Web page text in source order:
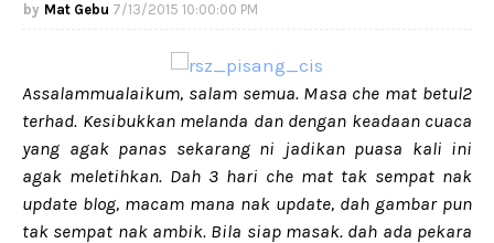
Mat Gebu 7/13/2015 10:00:00 PM
Assalammualaikum, salam semua. Masa che mat betul2
terhad. Kesibukkan melanda dan dengan keadaan cuaca
yang agak panas sekarang ni jadikan puasa kali ini
agak meletihkan. Dah 3 hari che mat tak sempat nak
update blog, macam mana nak update, dah gambar pun
tak sempat nak ambik. Bila siap masak. dah ada pekara